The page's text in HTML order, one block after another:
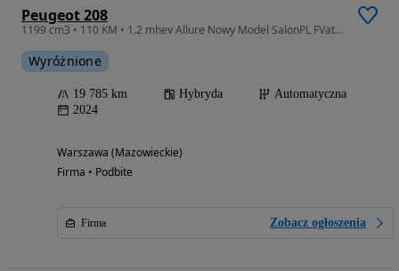
Peugeot 208
1199 cm3 • 110 KM • 1.2 mhev Allure Nowy Model SalonPL FVat Zadbany Od Ręki
Wyróżnione
19 785 km Hybryda
Automatyczna
2024
Warszawa (Mazowieckie)
Firma • Podbite
Firma Zobacz ogłoszenia